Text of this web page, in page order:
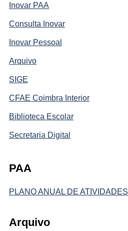
Inovar PAA
Consulta Inovar
Inovar Pessoal
Arquivo
SIGE
CFAE Coimbra Interior
Biblioteca Escolar
Secretaria Digital
PAA
PLANO ANUAL DE ATIVIDADES
Arquivo